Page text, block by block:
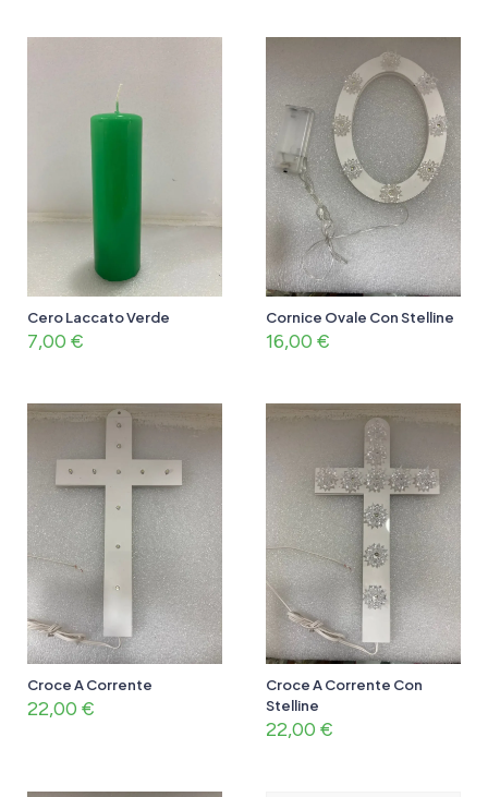
Cero Laccato Verde
7,00 €
Cornice Ovale Con Stelline
16,00 €
Croce A Corrente
22,00 €
Croce A Corrente Con
Stelline
22,00 €